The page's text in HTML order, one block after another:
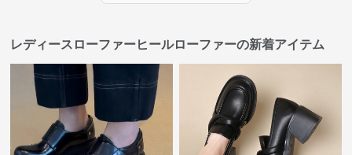
レディースローファーヒールローファーの新着アイテム